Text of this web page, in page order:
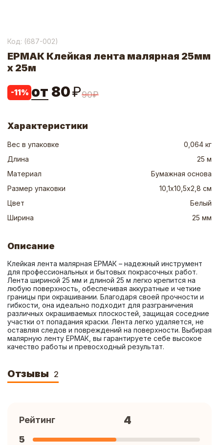
Код: (687-002)
ЕРМАК Клейкая лента малярная 25мм
х 25м
-11% от 80₽90₽
Характеристики
Вес в упаковке
0,064 кг
Длина
25 м
Материал
Бумажная основа
Размер упаковки
10,1х10,5х2,8 см
Цвет
Белый
Ширина
25 мм
Описание
Клейкая лента малярная ЕРМАК – надежный инструмент
для профессиональных и бытовых покрасочных работ.
Лента шириной 25 мм и длиной 25 м легко крепится на
любую поверхность, обеспечивая аккуратные и четкие
границы при окрашивании. Благодаря своей прочности и
гибкости, она идеально подходит для разграничения
различных окрашиваемых плоскостей, защищая соседние
участки от попадания краски. Лента легко удаляется, не
оставляя следов и повреждений на поверхности. Выбирая
малярную ленту ЕРМАК, вы гарантируете себе высокое
качество работы и превосходный результат.
Отзывы 2
Рейтинг 4
5